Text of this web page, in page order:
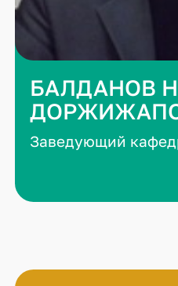
БАЛДАНОВ
Заведующий